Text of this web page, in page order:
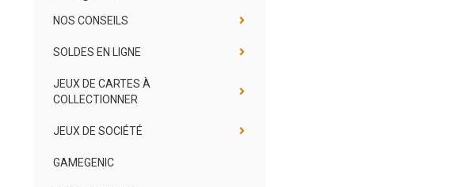
NOS CONSEILS
SOLDES EN LIGNE
JEUX DE CARTES À
COLLECTIONNER
JEUX DE SOCIÉTÉ
GAMEGENIC